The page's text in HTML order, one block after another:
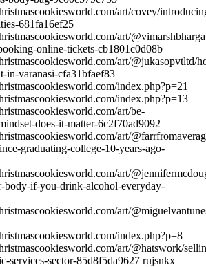
art/covey/
681fa16ef25
art/
online-tickets-cb1801c0d08b
art/@jukasopvtltd/
in-varanasi-cfa31bfaef83
index.php?p=21
index.php?p=13
art/be-
does-it-matter-6c2f70ad9092
art/
graduating-college-10-years-ago-
art/
body-if-you-drink-alcohol-everyday-
art/
index.php?p=8
art/@hatswork/
services-sector-85d8f5da9627 rujsnkx